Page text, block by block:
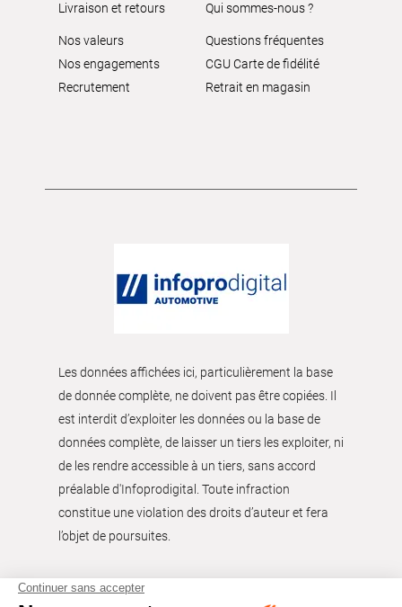
Livraison et retours
Qui sommes-nous ?
Nos valeurs
Nos engagements
Recrutement
Questions fréquentes
CGU Carte de fidélité
Retrait en magasin
Les données affichées ici, particulièrement la base
de donnée complète, ne doivent pas être copiées. Il
est interdit d’exploiter les données ou la base de
données complète, de laisser un tiers les exploiter, ni
de les rendre accessible à un tiers, sans accord
préalable d'Infoprodigital. Toute infraction
constitue une violation des droits d’auteur et fera
l’objet de poursuites.